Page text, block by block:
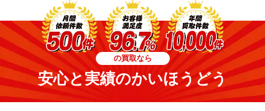
の買取なら
安心と実績のかいほうどう